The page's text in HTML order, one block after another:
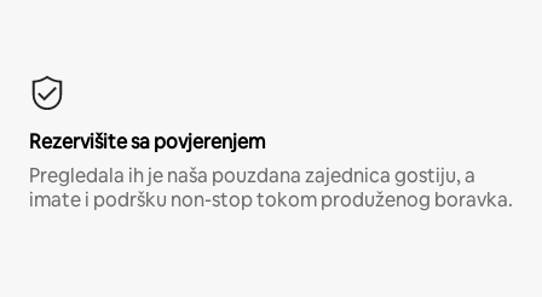
Rezervišite sa povjerenjem
Pregledala ih je naša pouzdana zajednica gostiju, a
imate i podršku non-stop tokom produženog boravka.